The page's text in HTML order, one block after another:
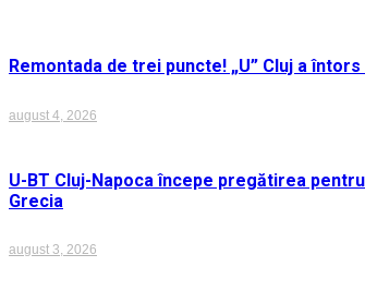
Remontada de trei puncte! „U” Cluj a
august 4, 2026
U-BT Cluj-Napoca începe pregătirea
Grecia
august 3, 2026